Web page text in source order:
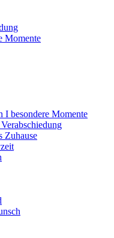
Momente
I besondere Momente
Zuhause